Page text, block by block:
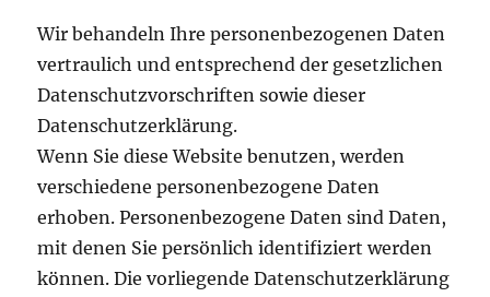
Wir behandeln Ihre personenbezogenen Daten
vertraulich und entsprechend der gesetzlichen
Datenschutzvorschriften sowie dieser
Datenschutzerklärung.
Wenn Sie diese Website benutzen, werden
verschiedene personenbezogene Daten
erhoben. Personenbezogene Daten sind Daten,
mit denen Sie persönlich identifiziert werden
können. Die vorliegende Datenschutzerklärung